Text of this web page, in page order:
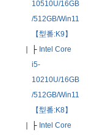
10510U/16GB
/512GB/Win11
【型番:K9】
｜
├ Intel Core
i5-
10210U/16GB
/512GB/Win11
【型番:K8】
｜
├ Intel Core